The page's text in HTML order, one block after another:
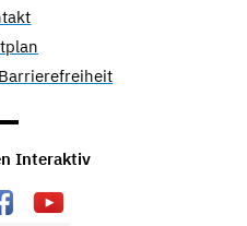
Interaktiv